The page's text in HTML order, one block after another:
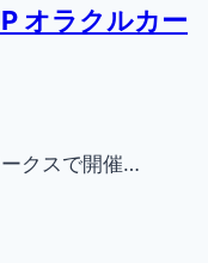
オラクルカー
クスで開催…